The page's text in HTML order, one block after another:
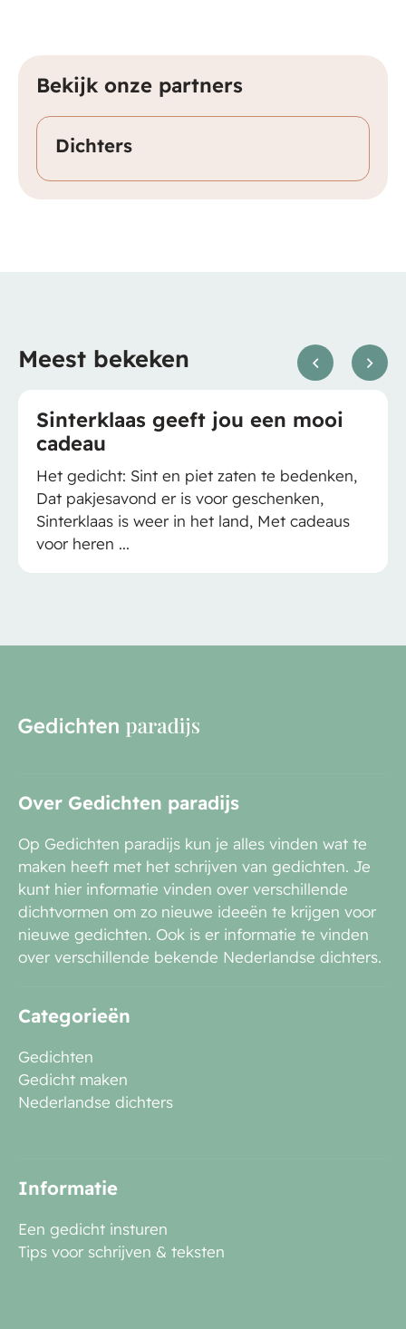
Bekijk onze partners
Dichters
Meest bekeken
geeft jou een mooi
gedicht: Sint en piet zaten te bedenken,
pakjesavond er is voor geschenken,
is weer in het land, Met cadeaus
heren ...
Over Gedichten paradijs
Op Gedichten paradijs kun je alles vinden wat te
maken heeft met het schrijven van gedichten. Je
kunt hier informatie vinden over verschillende
dichtvormen om zo nieuwe ideeën te krijgen voor
nieuwe gedichten. Ook is er informatie te vinden
over verschillende bekende Nederlandse dichters.
Categorieën
Gedichten
Gedicht maken
Nederlandse dichters
Informatie
Een gedicht insturen
Tips voor schrijven & teksten